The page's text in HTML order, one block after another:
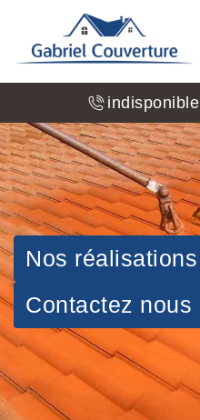
indisponible
Nos réalisations
Contactez nous